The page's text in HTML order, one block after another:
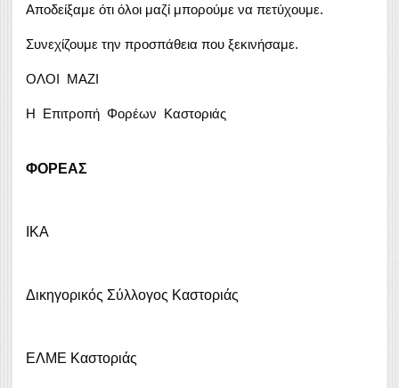
Αποδείξαμε ότι όλοι μαζί μπορούμε να πετύχουμε.
Συνεχίζουμε την προσπάθεια που ξεκινήσαμε.
ΟΛΟΙ ΜΑΖΙ
Η Επιτροπή Φορέων Καστοριάς
ΦΟΡΕΑΣ
IKA
Δικηγορικός Σύλλογος Καστοριάς
ΕΛΜΕ Καστοριάς